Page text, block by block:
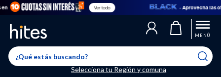
Ver todo - Aprovecha las
MENÚ
Selecciona tu Región y comuna
El producto ha sido eliminado correctamente
El producto ha sido agregado a tu lista de favoritos correctamente
Llegaste al límite de productos favoritos permitidos, para agregar
uno nuevo ingresa a “Mi cuenta” y elimina los que ya no necesitas.